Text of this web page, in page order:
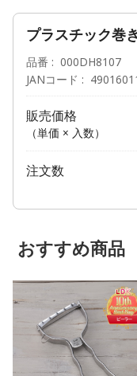
プラスチック巻
品番
000DH8107
JANコード
販売価格
（単価 × 入数）
注文数
おすすめ商品